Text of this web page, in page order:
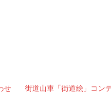
せ 街道山車「街道絵」コン